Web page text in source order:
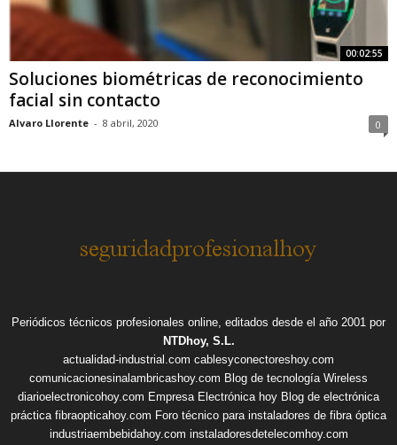
00:02:55
Soluciones biométricas de reconocimiento
facial sin contacto
Alvaro Llorente - 8 abril, 2020 0
Periódicos técnicos profesionales online, editados desde el año 2001 por
NTDhoy, S.L.
actualidad-industrial.com cablesyconectoreshoy.com
comunicacionesinalambricashoy.com Blog de tecnología Wireless
diarioelectronicohoy.com Empresa Electrónica hoy Blog de electrónica
práctica fibraopticahoy.com Foro técnico para instaladores de fibra óptica
industriaembebidahoy.com instaladoresdetelecomhoy.com